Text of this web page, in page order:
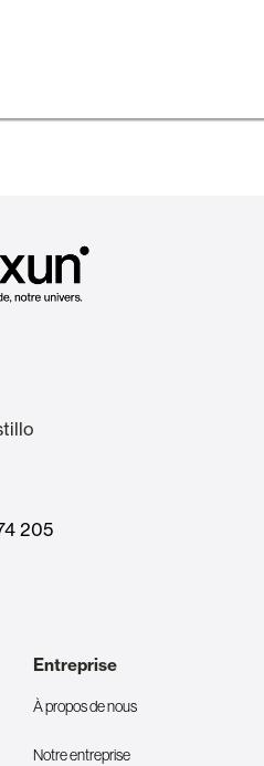
205
Entreprise
À propos de nous
Notre entreprise